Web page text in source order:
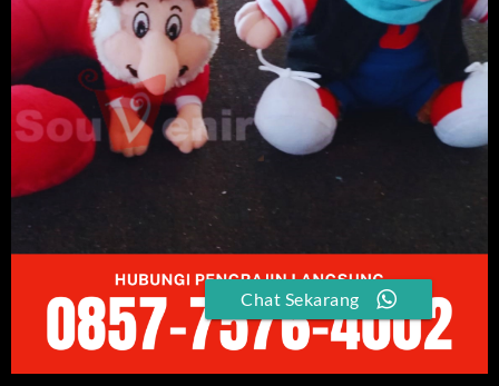
Chat Sekarang